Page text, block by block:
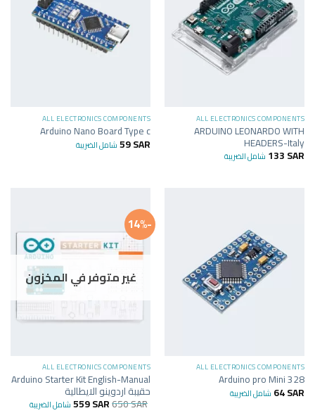
ALL ELECTRONICS COMPONENTS
ARDUINO LEONARDO WITH
HEADERS-Italy
133SAR شامل الضريبة
ALL ELECTRONICS COMPONENTS
Arduino Nano Board Type c
59SAR شامل الضريبة
ALL ELECTRONICS COMPONENTS
Arduino pro Mini 328
64SAR شامل الضريبة
-14%
غير متوفر في المخزون
ALL ELECTRONICS COMPONENTS
Arduino Starter Kit English-Manual
حقيبة اردوينو الايطالية
650SAR
559SAR شامل الضريبة